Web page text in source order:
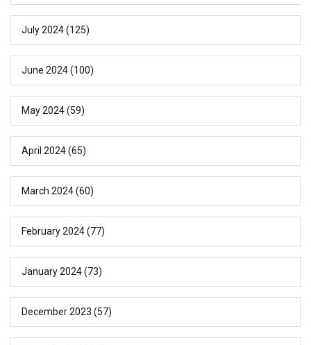
July 2024(125)
June 2024(100)
May 2024(59)
April 2024(65)
March 2024(60)
February 2024(77)
January 2024(73)
December 2023 (57)